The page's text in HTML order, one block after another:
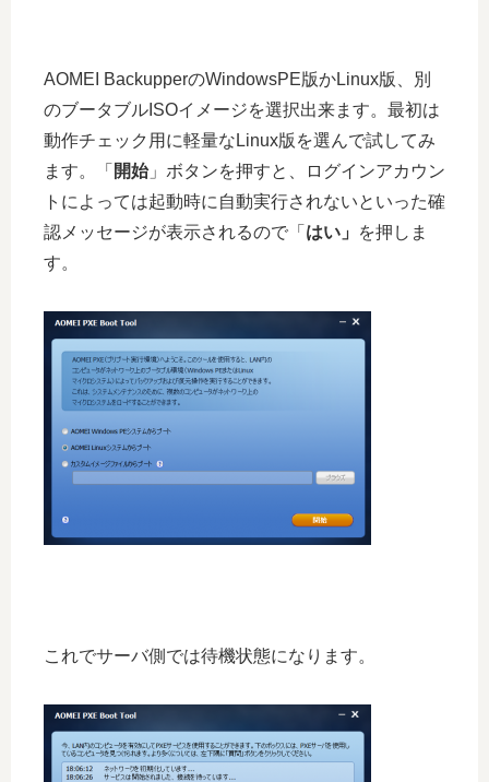
AOMEI BackupperのWindowsPE版かLinux版、別
のブータブルISOイメージを選択出来ます。最初は
動作チェック用に軽量なLinux版を選んで試してみ
ます。「 開始」ボタンを押すと、ログインアカウン
トによっては起動時に自動実行されないといった確
認メッセージが表示されるので「 はい」
を押しま
す。
これでサーバ側では待機状態になります。